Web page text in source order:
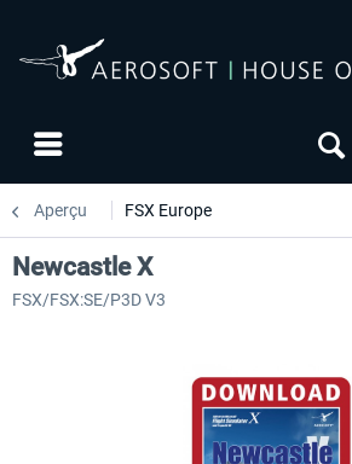
Aperçu FSX Europe
Newcastle X
FSX/FSX:SE/P3D V3